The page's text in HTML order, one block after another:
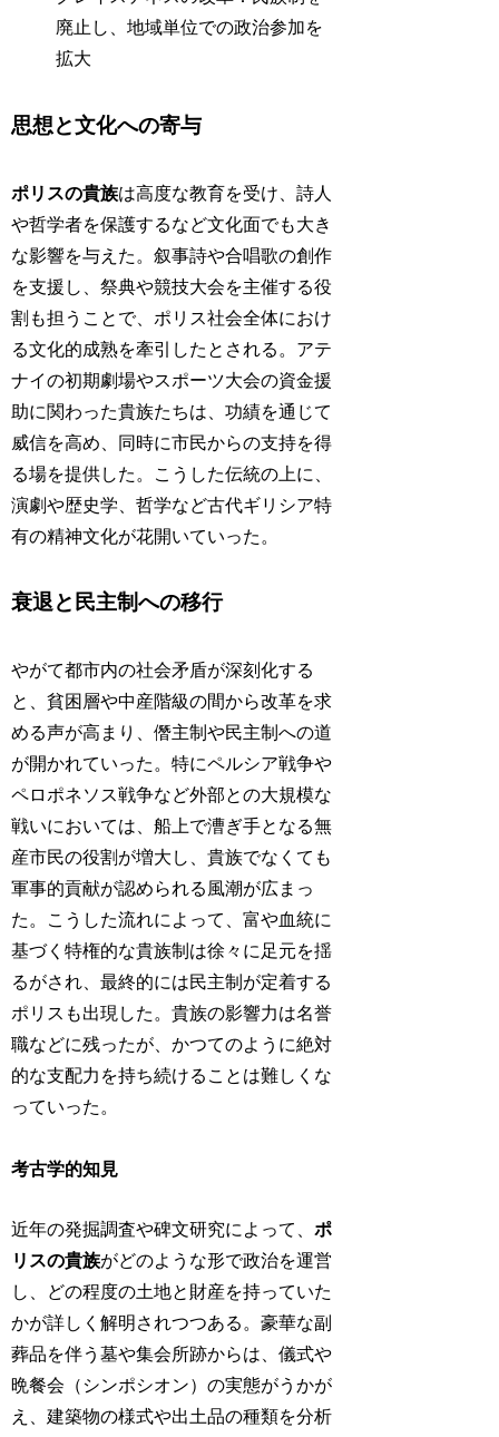
廃止し、地域単位での政治参加を
拡大
思想と文化への寄与
ポリスの貴族は高度な教育を受け、詩人
や哲学者を保護するなど文化面でも大き
な影響を与えた。叙事詩や合唱歌の創作
を支援し、祭典や競技大会を主催する役
割も担うことで、ポリス社会全体におけ
る文化的成熟を牽引したとされる。アテ
ナイの初期劇場やスポーツ大会の資金援
助に関わった貴族たちは、功績を通じて
威信を高め、同時に市民からの支持を得
る場を提供した。こうした伝統の上に、
演劇や歴史学、哲学など古代ギリシア特
有の精神文化が花開いていった。
衰退と民主制への移行
やがて都市内の社会矛盾が深刻化する
と、貧困層や中産階級の間から改革を求
める声が高まり、僭主制や民主制への道
が開かれていった。特にペルシア戦争や
ペロポネソス戦争など外部との大規模な
戦いにおいては、船上で漕ぎ手となる無
産市民の役割が増大し、貴族でなくても
軍事的貢献が認められる風潮が広まっ
た。こうした流れによって、富や血統に
基づく特権的な貴族制は徐々に足元を揺
るがされ、最終的には民主制が定着する
ポリスも出現した。貴族の影響力は名誉
職などに残ったが、かつてのように絶対
的な支配力を持ち続けることは難しくな
っていった。
考古学的知見
近年の発掘調査や碑文研究によって、ポ
リスの貴族がどのような形で政治を運営
し、どの程度の土地と財産を持っていた
かが詳しく解明されつつある。豪華な副
葬品を伴う墓や集会所跡からは、儀式や
晩餐会（シンポシオン）の実態がうかが
え、建築物の様式や出土品の種類を分析